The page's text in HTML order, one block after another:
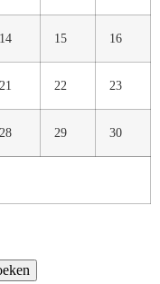
14 15 16
21 22 23
28 29 30